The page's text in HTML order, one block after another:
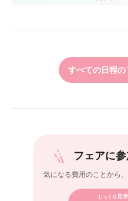
すべての日程の
フェアに
気になる費用のことから、
じっくり 見